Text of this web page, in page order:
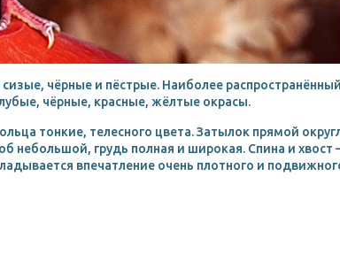
чёрные и пёстрые. Наиболее
чёрные, красные, жёлтые окрасы.
тонкие, телесного цвета. Затылок прямой
небольшой, грудь полная и широкая. Спина и хвост
впечатление очень плотного и